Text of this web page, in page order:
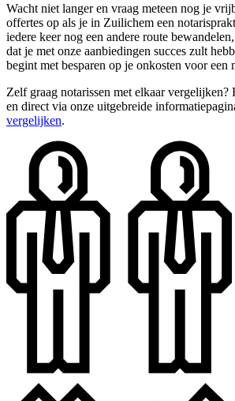
Wacht niet langer en vraag meteen nog je
offertes op als je in Zuilichem een
iedere keer nog een andere route
dat je met onze aanbiedingen succes zult
begint met besparen op je onkosten voor een
Zelf graag notarissen met elkaar vergelijken?
en direct via onze uitgebreide
vergelijken.